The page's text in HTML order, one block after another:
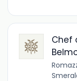
Chef